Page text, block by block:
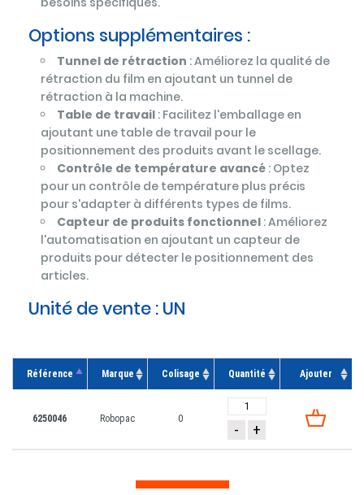
Options supplémentaires :
Tunnel de rétraction : Améliorez la qualité de
rétraction du film en ajoutant un tunnel de
rétraction à la machine.
Table de travail : Facilitez l'emballage en
ajoutant une table de travail pour le
positionnement des produits avant le scellage.
Contrôle de température avancé : Optez
pour un contrôle de température plus précis
pour s'adapter à différents types de films.
Capteur de produits fonctionnel : Améliorez
l'automatisation en ajoutant un capteur de
produits pour détecter le positionnement des
articles.
Unité de vente : UN
Référence Marque Colisage Quantité Ajouter
6250046 Robopac 0
- +